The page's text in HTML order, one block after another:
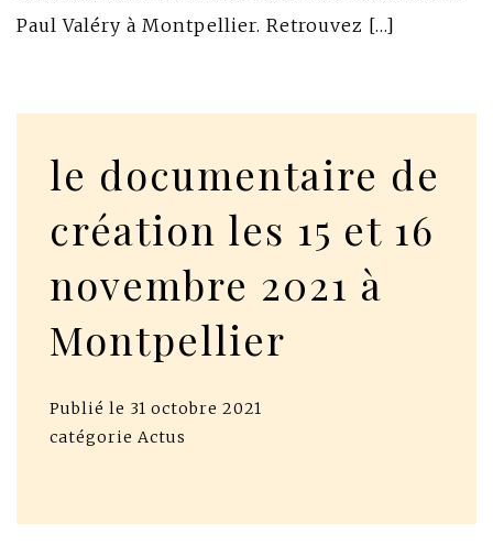
Paul Valéry à Montpellier. Retrouvez […]
le documentaire de
création les 15 et 16
novembre 2021 à
Montpellier
Publié le 31 octobre 2021
catégorie Actus